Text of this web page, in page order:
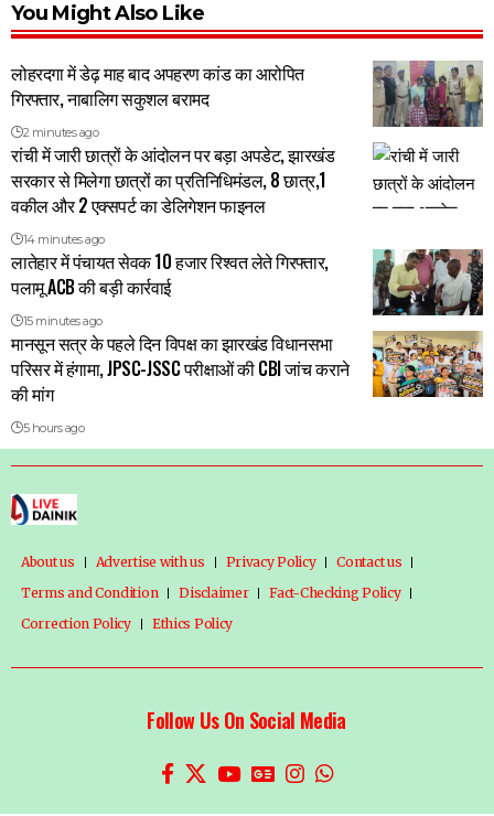
You Might Also Like
लोहरदगा में डेढ़ माह बाद अपहरण कांड का आरोपित
गिरफ्तार, नाबालिग सकुशल बरामद
2 minutes ago
रांची में जारी छात्रों के आंदोलन पर बड़ा अपडेट, झारखंड
सरकार से मिलेगा छात्रों का प्रतिनिधिमंडल, 8 छात्र,1
वकील और 2 एक्सपर्ट का डेलिगेशन फाइनल
14 minutes ago
लातेहार में पंचायत सेवक 10 हजार रिश्वत लेते गिरफ्तार,
पलामू ACB की बड़ी कार्रवाई
15 minutes ago
मानसून सत्र के पहले दिन विपक्ष का झारखंड विधानसभा
परिसर में हंगामा, JPSC-JSSC परीक्षाओं की CBI जांच कराने
की मांग
5 hours ago
About us Advertise with us Privacy Policy
Contact us
Terms and Condition
Disclaimer
Fact-Checking Policy
Correction Policy
Ethics Policy
Follow Us On Social Media